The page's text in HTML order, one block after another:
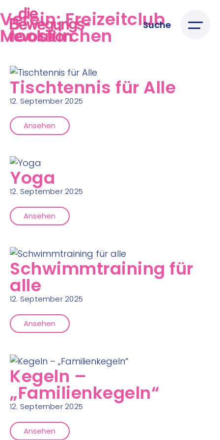
Suche
Verein:Freizeitclub
Mooskirchen
Tischtennis für Alle
12. September 2025
Ansehen
Yoga
12. September 2025
Ansehen
Schwimmtraining für
alle
12. September 2025
Ansehen
Kegeln –
„Familienkegeln“
12. September 2025
Ansehen